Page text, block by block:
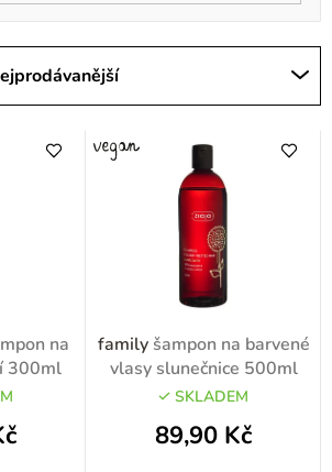
na
300ml
family šampon na barvené
vlasy slunečnice 500ml
SKLADEM
89,90 Kč